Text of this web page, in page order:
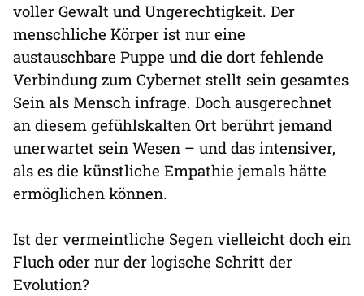
voller Gewalt und Ungerechtigkeit. Der
menschliche Körper ist nur eine
austauschbare Puppe und die dort fehlende
Verbindung zum Cybernet stellt sein gesamtes
Sein als Mensch infrage. Doch ausgerechnet
an diesem gefühlskalten Ort berührt jemand
unerwartet sein Wesen – und das intensiver,
als es die künstliche Empathie jemals hätte
ermöglichen können.
Ist der vermeintliche Segen vielleicht doch ein
Fluch oder nur der logische Schritt der
Evolution?